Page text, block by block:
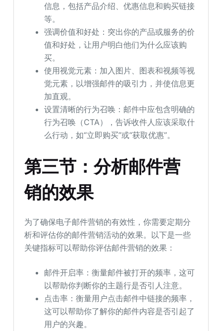
信息，包括产品介绍、优惠信息和购买链接
等。
强调价值和好处：突出你的产品或服务的价
值和好处，让用户明白他们为什么应该购
买。
使用视觉元素：加入图片、图表和视频等视
觉元素，以增强邮件的吸引力，并使信息更
加直观。
设置清晰的行为召唤：邮件中应包含明确的
行为召唤（CTA），告诉收件人应该采取什
么行动，如“立即购买”或“获取优惠”。
第三节：分析邮件营
销的效果
为了确保电子邮件营销的有效性，你需要定期分
析和评估你的邮件营销活动的效果。以下是一些
关键指标可以帮助你评估邮件营销的效果：
邮件开启率：衡量邮件被打开的频率，这可
以帮助你判断你的主题行是否引人注意。
点击率：衡量用户点击邮件中链接的频率，
这可以帮助你了解你的邮件内容是否引起了
用户的兴趣。